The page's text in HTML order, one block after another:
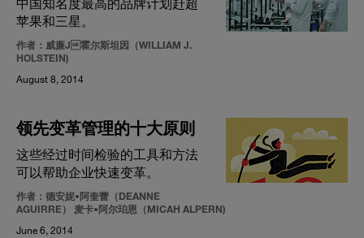
苹果和三星。
作者：威廉J霍尔斯坦因（WILLIAM J.
HOLSTEIN)
August 8, 2014
领先变革管理的十大原则
这些经过时间检验的工具和方法
可以帮助企业快速变革。
作者：德安妮•阿奎蕾（DEANNE
AGUIRRE） 麦卡•阿尔珀恩（MICAH ALPERN)
June 6, 2014